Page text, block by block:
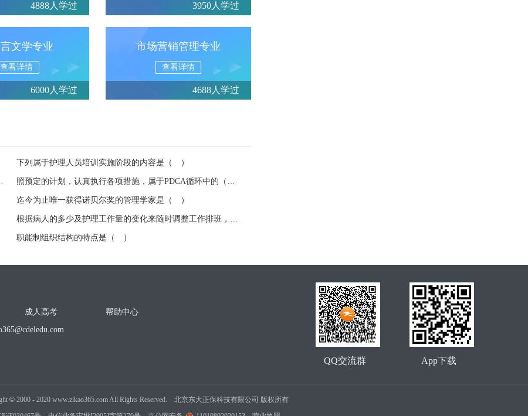
4888人学过 3950人学过
文学专业
查看详情
6000人学过
市场营销管理专业
查看详情
4688人学过
下列属于护理人员培训实施阶段的内容是（ ）
风险管理的（ ） 照预定的计划，认真执行各项措施，属于PDCA循环中的（ ）
迄今为止唯一获得诺贝尔奖的管理学家是（ ）
根据病人的多少及护理工作量的变化来随时调整工作排班，体现了管理中的（ ）
职能制组织结构的特点是（ ）
成人高考
帮助中心
App下载
QQ交流群
©2000 - 2020 www.zikao365.com All Rights Reserved. 北京东大正保科技有限公司 版权所有